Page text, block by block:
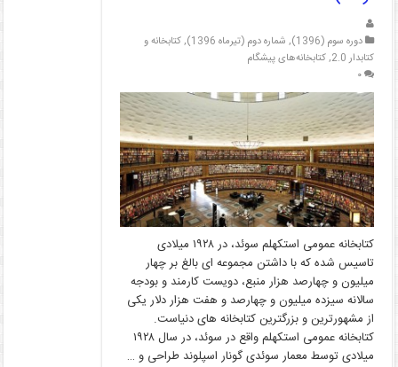
دوره سوم (1396) , شماره دوم (تیرماه 1396) ,کتابخانه و
کتابدار 2.0
,کتابخانه‌های پیشگام
۰
کتابخانه عمومی استکهلم سوئد، در ۱۹۲۸ میلادی
تاسیس شده که با داشتن مجموعه ای بالغ بر چهار
میلیون و چهارصد هزار منبع، دویست کارمند و بودجه
سالانه سیزده میلیون و چهارصد و هفت هزار دلار یکی
از مشهورترین و بزرگترین کتابخانه های دنیاست.
کتابخانه عمومی استکهلم واقع در سوئد، در سال ۱۹۲۸
میلادی توسط معمار سوئدی گونار اسپلوند طراحی و …